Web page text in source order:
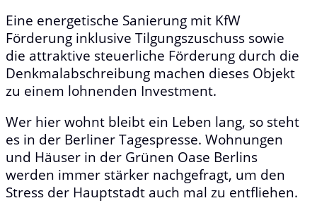
Eine energetische Sanierung mit KfW
Förderung inklusive Tilgungszuschuss sowie
die attraktive steuerliche Förderung durch die
Denkmalabschreibung machen dieses Objekt
zu einem lohnenden Investment.
Wer hier wohnt bleibt ein Leben lang, so steht
es in der Berliner Tagespresse. Wohnungen
und Häuser in der Grünen Oase Berlins
werden immer stärker nachgefragt, um den
Stress der Hauptstadt auch mal zu entfliehen.